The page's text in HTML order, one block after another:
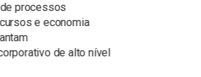
processos
e economia
de alto nível